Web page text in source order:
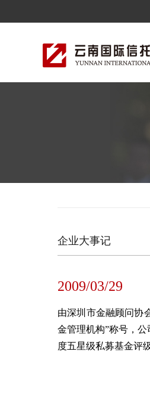
企业大事记
2009/03/29
由深圳市金融顾问协
金管理机构”称号，
度五星级私募基金评